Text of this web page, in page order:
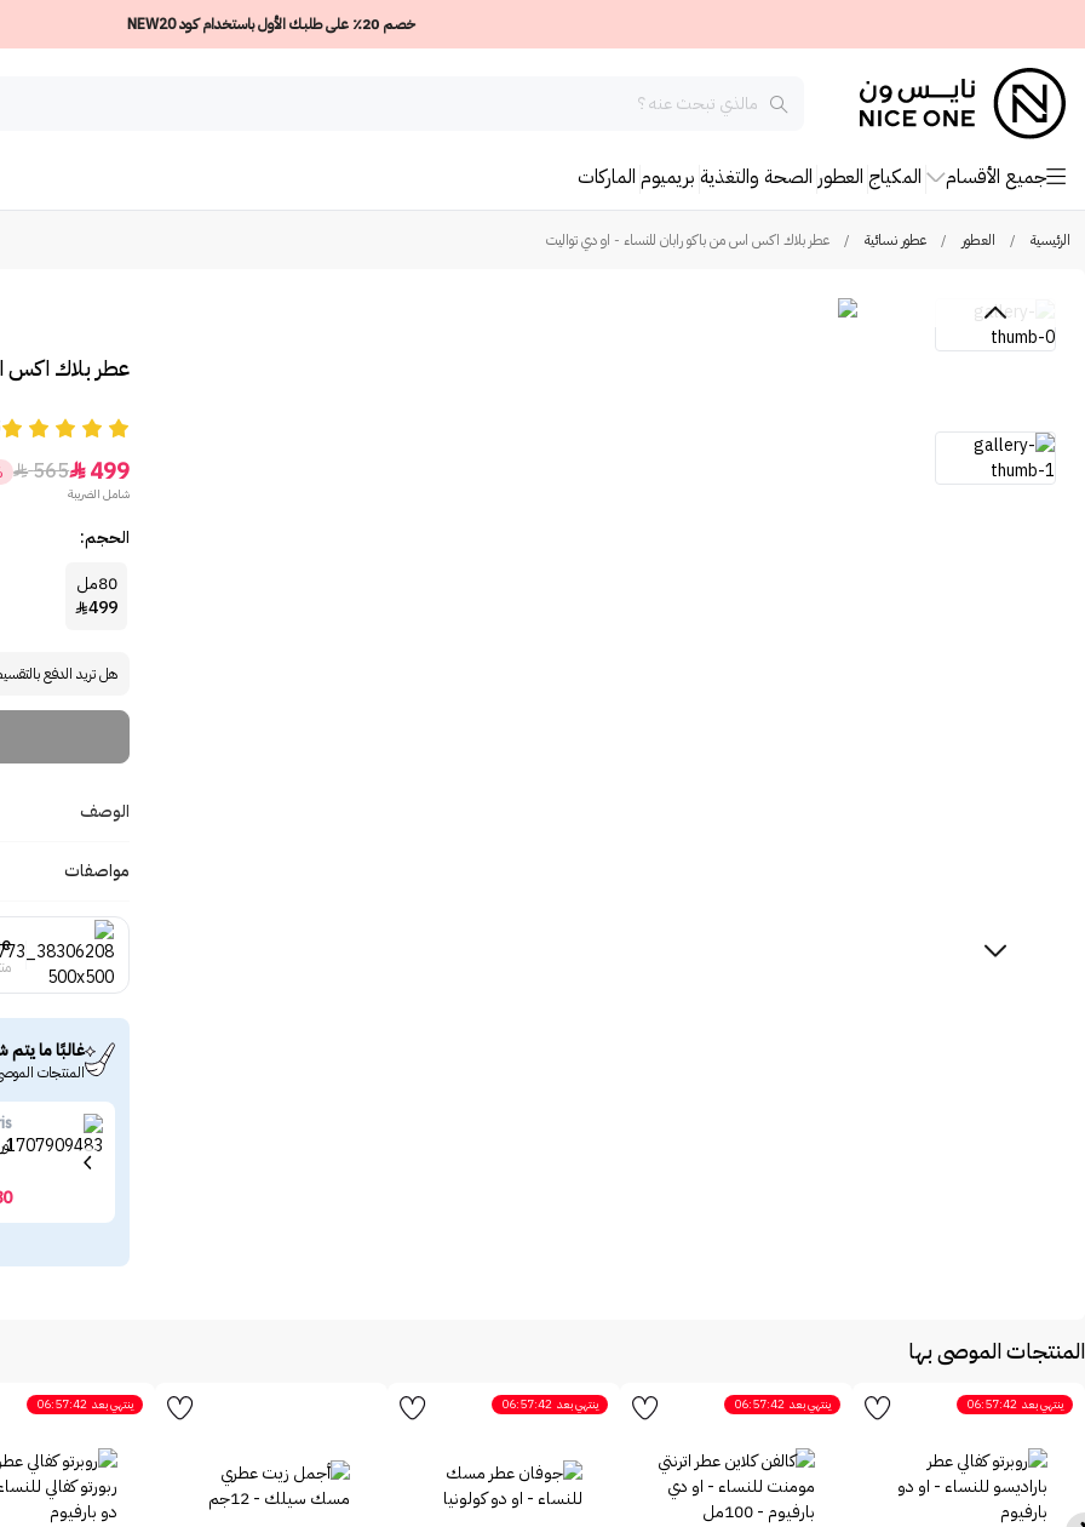
خصم 20٪ على طلبك الأول باستخدام كود NEW20
جميع الأقسام المكياج العطور الصحة والتغذية بريميوم الماركات
الرئيسية / العطور / عطور نسائية / عطر بلاك اكس اس من باكو رابان للنساء - او دي تواليت
عطر بلاك اكس
499

565

شامل الضريبة
الحجم:
80مل
499

هل تريد الدفع
الوصف
مواصفات
غالبًا ما يتم
المنتجات
المنتجات الموصى بها
ينتهي بعد 06:57:42 ينتهي بعد 06:57:42 ينتهي بعد 06:57:42 ينتهي بعد 06:57:42